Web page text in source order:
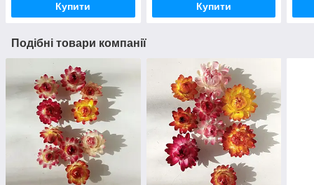
Купити Купити
Подібні товари компанії